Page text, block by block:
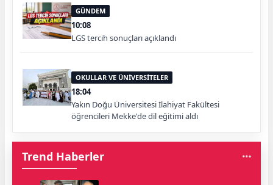
GÜNDEM
10:08
LGS tercih sonuçları açıklandı
OKULLAR VE ÜNİVERSİTELER
18:04
Yakın Doğu Üniversitesi İlahiyat Fakültesi
öğrencileri Mekke'de dil eğitimi aldı
Trend Haberler